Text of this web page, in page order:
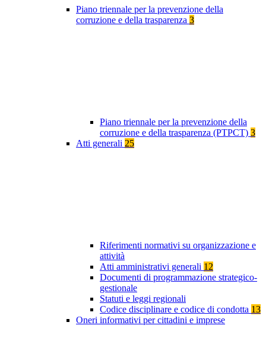
Piano triennale per la prevenzione della
corruzione e della trasparenza 3
Piano triennale per la prevenzione della
corruzione e della trasparenza (PTPCT) 3
Atti generali 25
Riferimenti normativi su organizzazione e
attività
Atti amministrativi generali 12
Documenti di programmazione strategico-
gestionale
Statuti e leggi regionali
Codice disciplinare e codice di condotta 13
Oneri informativi per cittadini e imprese